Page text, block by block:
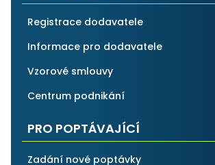
Registrace dodavatele
Informace pro dodavatele
Vzorové smlouvy
Centrum podnikání
PRO POPTÁVAJÍCÍ
Zadání nové poptávky